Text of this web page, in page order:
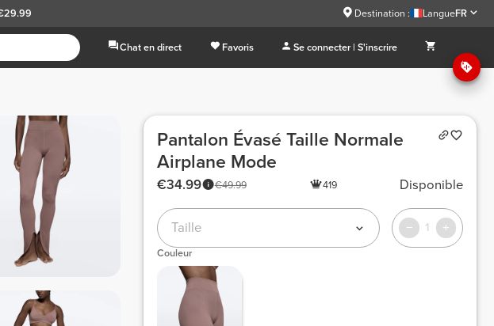
Destination : LangueFR
Chat en direct Favoris Se connecter | S'inscrire
Pantalon Évasé Taille Normale
Airplane Mode
€49.99
€34.99 419 Disponible
Taille 1
Couleur